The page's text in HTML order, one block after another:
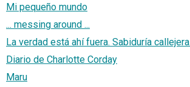
Mi pequeño mundo
... messing around ...
La verdad está ahí fuera. Sabiduría callejera.
Diario de Charlotte Corday
Maru